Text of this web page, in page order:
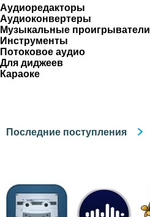
Аудиоредакторы
Аудиоконвертеры
Музыкальные проигрыватели
Инструменты
Потоковое аудио
Для диджеев
Караоке
Последние поступления